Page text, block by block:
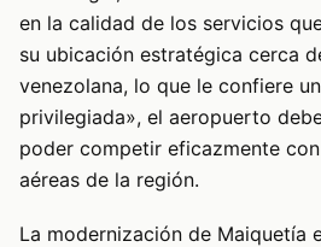
en la calidad de los servicios
su ubicación estratégica cerca
venezolana, lo que le confiere
privilegiada», el aeropuerto
poder competir eficazmente
aéreas de la región.
La modernización de Maiquetía